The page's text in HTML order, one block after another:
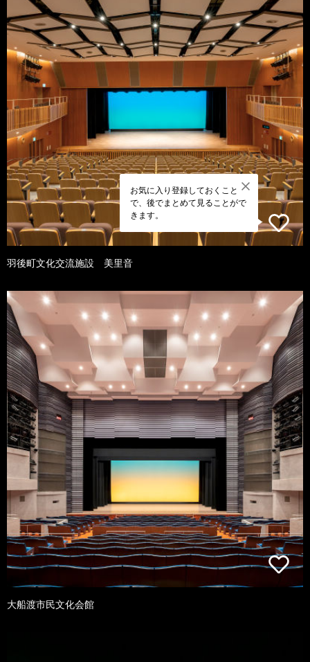
お気に入り登録しておくこと
で、後でまとめて見ることがで
きます。
羽後町文化交流施設 美里音
大船渡市民文化会館